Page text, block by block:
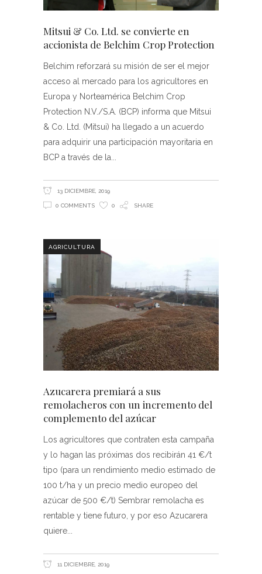
Mitsui & Co. Ltd. se convierte en
accionista de Belchim Crop Protection
Belchim reforzará su misión de ser el mejor
acceso al mercado para los agricultores en
Europa y Norteamérica Belchim Crop
Protection N.V./S.A. (BCP) informa que Mitsui
& Co. Ltd. (Mitsui) ha llegado a un acuerdo
para adquirir una participación mayoritaria en
BCP a través de la
13 DICIEMBRE, 2019
0 COMMENTS 0 SHARE
AGRICULTURA
Azucarera premiará a sus
remolacheros con un incremento del
complemento del azúcar
Los agricultores que contraten esta campaña
y lo hagan las próximas dos recibirán 41 €/t
tipo (para un rendimiento medio estimado de
100 t/ha y un precio medio europeo del
azúcar de 500 €/t) Sembrar remolacha es
rentable y tiene futuro, y por eso Azucarera
quiere
11 DICIEMBRE, 2019